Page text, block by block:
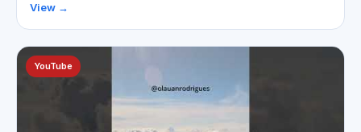
View →
YouTube